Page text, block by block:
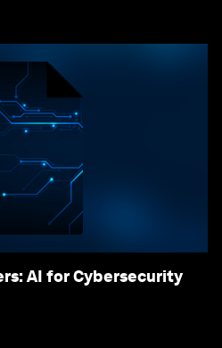
AI for Cybersecurity